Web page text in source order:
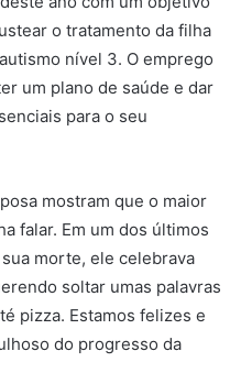
o tratamento da filha
nível 3. O emprego
um plano de saúde e dar
para o seu
mostram que o maior
falar. Em um dos últimos
morte, ele celebrava
soltar umas palavras
pizza. Estamos felizes e
do progresso da